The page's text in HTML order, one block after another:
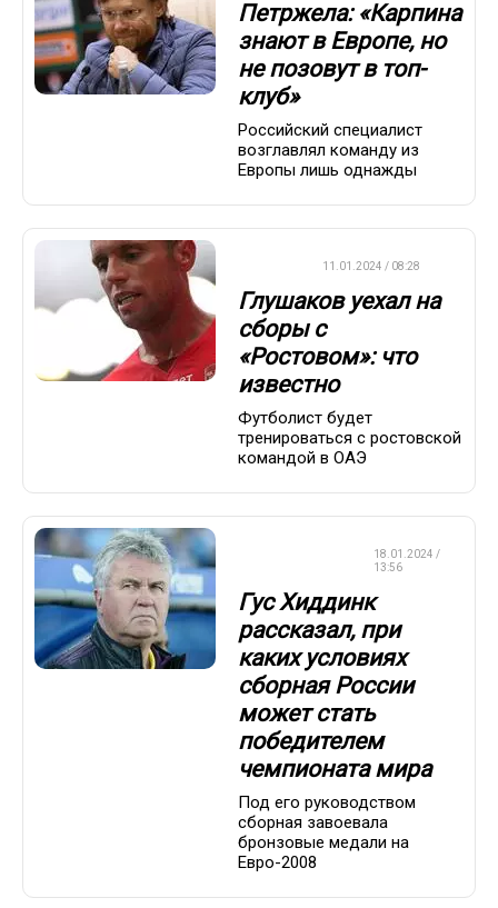
Петржела: «Карпина
знают в Европе, но
не позовут в топ-
клуб»
Российский специалист
возглавлял команду из
Европы лишь однажды
11.01.2024 / 08:28
Глушаков уехал на
сборы с
«Ростовом»: что
известно
Футболист будет
тренироваться с ростовской
командой в ОАЭ
18.01.2024 /
13:56
Гус Хиддинк
рассказал, при
каких условиях
сборная России
может стать
победителем
чемпионата мира
Под его руководством
сборная завоевала
бронзовые медали на
Евро-2008